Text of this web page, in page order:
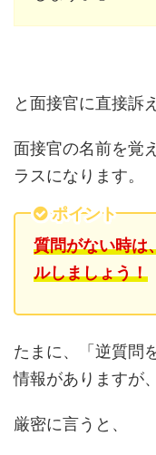
と面接官に直接訴
面接官の名前を覚
ラスになります。
ポイント
質問がない時は
ルしましょう！
たまに、「逆質問
情報がありますが、
厳密に言うと、